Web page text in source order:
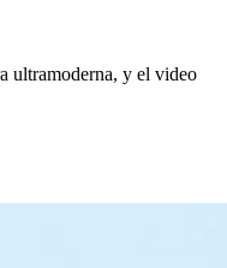
ultramoderna, y el video